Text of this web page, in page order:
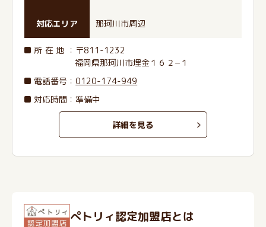
対応エリア 那珂川市周辺
所在地 ：〒811-1232
福岡県那珂川市埋金１６２−１
電話番号 ：0120-174-949
対応時間：準備中
詳細を見る
ぺトリィ認定加盟店とは